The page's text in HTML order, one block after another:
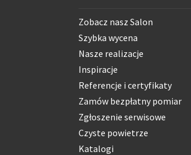
Zobacz nasz Salon
Szybka wycena
Nasze realizacje
Inspiracje
Referencje i certyfikaty
Zamów bezpłatny pomiar
Zgłoszenie serwisowe
Czyste powietrze
Katalogi